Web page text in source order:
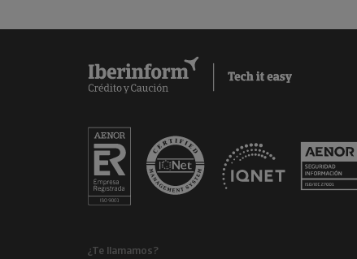
¿Te llamamos?